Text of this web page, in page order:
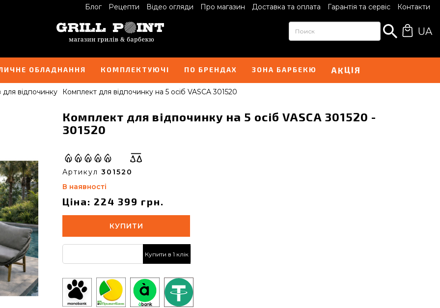
Блог Рецепти Відео огляди Про магазин Доставка та оплата Гарантія та сервіс Контакти
UA
ОБЛАДНАННЯ КОМПЛЕКТУЮЧІ ПО БРЕНДАХ ЗОНА БАРБЕКЮ АКЦІЯ
відпочинку Комплект для відпочинку на 5 осіб VASCA 301520
Комплект для відпочинку на 5 осіб VASCA 301520 -
301520
Артикул 301520
В наявності
Ціна: 224 399 грн.
КУПИТИ
Купити в 1 клік